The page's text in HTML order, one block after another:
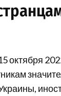
октября